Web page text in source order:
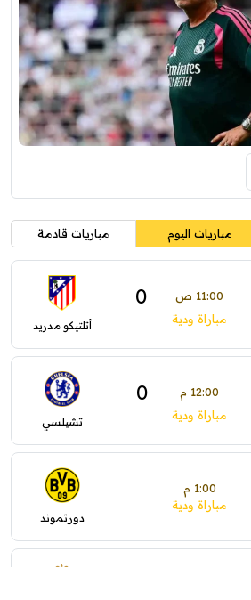
مباريات اليوم مباريات قادمة
11:00 ص 0
مباراة ودية أتلتيكو مدريد
12:00 م 0
مباراة ودية تشيلسي
1:00 م
مباراة ودية
دورتموند